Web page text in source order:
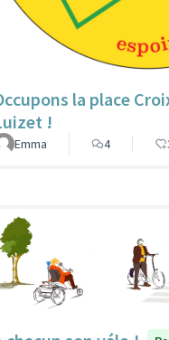
la place
!
Emma
4